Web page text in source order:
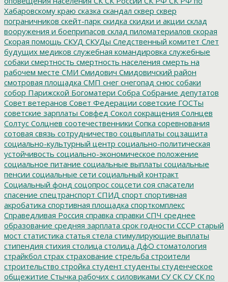
Хабаровскому краю сказка скандал сквер сквер
пограничников скейт-парк скидка скидки и акции склад
вооружения и боеприпасов склад пиломатериалов скорая
Скорая помощь СКУД СКУДы Следственный комитет Слет
будущих медиков служебная командировка служебные
собаки смертность смертность населения смерть на
рабочем месте СМИ Смидович Смидовичский район
смотровая площадка СМП снег снегопад снюс собаки
собор Парижской Богоматери Собра Собрание депутатов
Совет ветеранов Совет Федерации советские ГОСТы
советские зарплаты Совфед Сокол сокращения Солнцев
Солтус Солцнев соотечественники Сопка соревнования
сотовая связь сотрудничество соцвыплаты соцзащита
социально-культурный центр социально-политическая
устойчивость социально-экономическое положение
социальное питание социальные выплаты социальные
пенсии социальные сети социальный контракт
Социальный фонд соцопрос соцсети соя спасатели
спасение спецтранспорт СПИД спорт спортивная
акробатика спортивная площадка спорткомплекс
Справедливая Россия справка справки СПЧ среднее
образование средняя зарплата срок годности СССР старый
мост статистика статья стела стимулирующие выплаты
стипендия стихия столица столица ДфО стоматология
страйкбол страх страхование стрельба строители
строительство стройка студент студенты студенческое
общежитие Стычка рабочих с силовиками СУ СК СУ СК по